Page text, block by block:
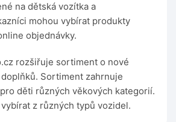
na dětská vozítka a
mohou vybírat produkty
objednávky.
rozšiřuje sortiment o nové
Sortiment zahrnuje
děti různých věkových kategorií.
z různých typů vozidel.